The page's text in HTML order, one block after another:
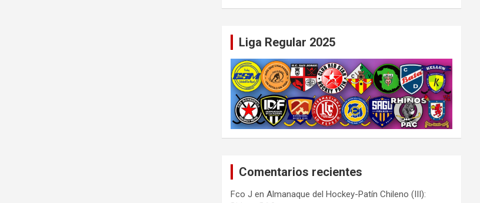
Liga Regular 2025
Comentarios recientes
Fco J enAlmanaque del Hockey-Patín Chileno (III):